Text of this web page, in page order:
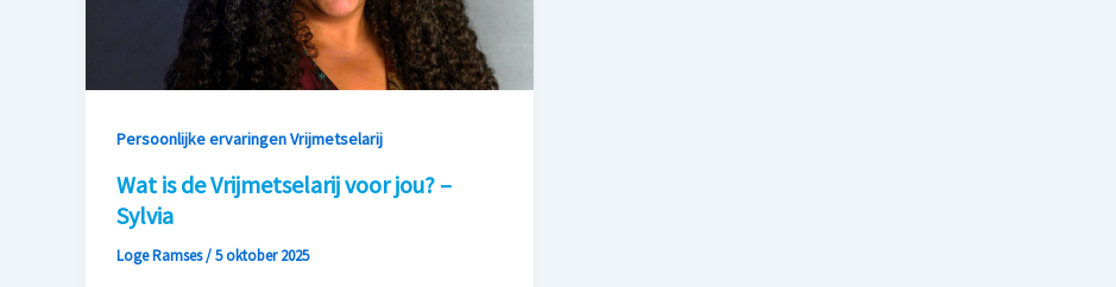
Persoonlijke ervaringen Vrijmetselarij
Wat is de Vrijmetselarij voor jou? –
Sylvia
Loge Ramses/5 oktober 2025